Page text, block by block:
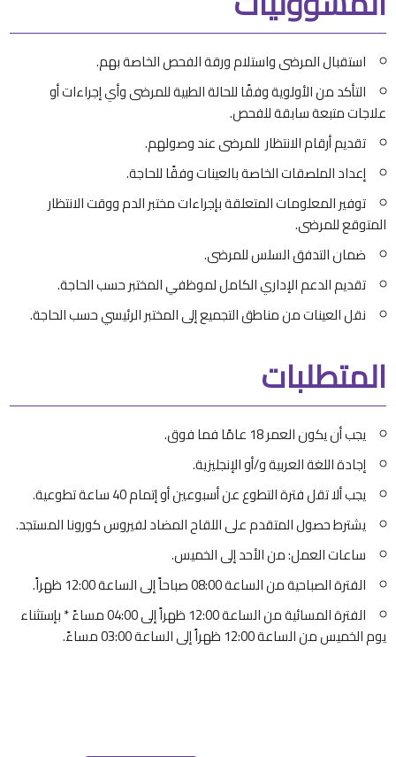
استقبال المرضى واستلام ورقة الفحص الخاصة بهم.
التأكد من الأولوية وفقًا للحالة الطبية للمرضى وأي إجراءات أو
علاجات متبعة سابقة للفحص.
تقديم أرقام الانتظار للمرضى عند وصولهم.
إعداد الملصقات الخاصة بالعينات وفقًا للحاجة.
توفير المعلومات المتعلقة بإجراءات مختبر الدم ووقت الانتظار
المتوقع للمرضى.
ضمان التدفق السلس للمرضى.
تقديم الدعم الإداري الكامل لموظفي المختبر حسب الحاجة.
نقل العينات من مناطق التجميع إلى المختبر الرئيسي حسب الحاجة.
المتطلبات
يجب أن يكون العمر 18 عامًا فما فوق.
إجادة اللغة العربية و/أو الإنجليزية.
يجب ألا تقل فترة التطوع عن أسبوعين أو إتمام 40 ساعة تطوعية.
يشترط حصول المتقدم على اللقاح المضاد لفيروس كورونا المستجد.
ساعات العمل: من الأحد إلى الخميس.
الفترة الصباحية من الساعة 08:00 صباحاً إلى الساعة 12:00 ظهراً.
الفترة المسائية من الساعة 12:00 ظهراً إلى 04:00 مساءً * بإستثناء
يوم الخميس من الساعة 12:00 ظهراً إلى الساعة 03:00 مساءً.